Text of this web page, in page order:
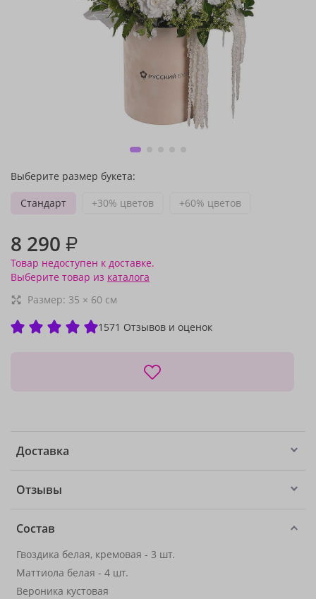
Выберите размер букета:
Стандарт
+30% цветов +60% цветов
8 290 ₽
Товар недоступен к доставке.
Выберите товар из каталога
Размер: 35 × 60 см
1571 Отзывов и оценок
Доставка
Отзывы
Состав
Гвоздика белая, кремовая - 3 шт.
Маттиола белая - 4 шт.
Вероника кустовая